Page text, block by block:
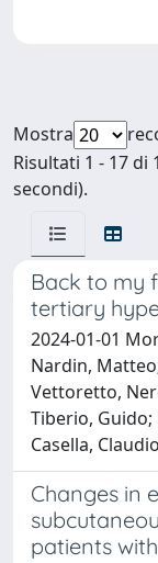
Mostra
Risultati 1 - 17 di
secondi).
Back to my
tertiary
2024-01-01
Nardin,
Vettoretto,
Tiberio, Guido;
Casella, Claudio
Changes in
patients